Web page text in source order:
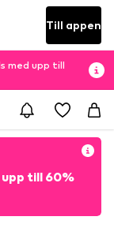
Till appen
med upp till
till 60%